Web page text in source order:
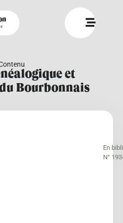
et
Bourbonnais
En
N°